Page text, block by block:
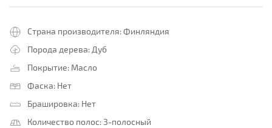
Страна производителя:Финляндия
Порода дерева: Дуб
Покрытие: Масло
Фаска: Нет
Брашировка: Нет
Количество полос: 3-полосный